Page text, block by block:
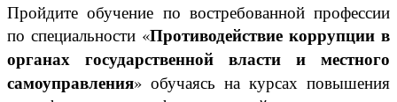
Пройдите обучение по востребованной профессии
по специальности «Противодействие коррупции в
органах государственной власти и местного
самоуправления» обучаясь на курсах повышения